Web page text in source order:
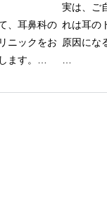
、耳鼻科の
ニックをお
ます。
状や状態を
実は、ご
れは耳の
原因にな
なお悩み